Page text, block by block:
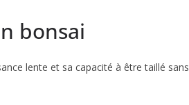
bonsai
lente et sa capacité à être taillé sans